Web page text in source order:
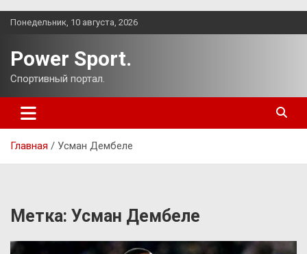
Перейти
Понедельник, 10 августа, 2026
Power Sport.
Спортивный портал.
Главная Усман Дембеле
Метка: Усман Дембеле